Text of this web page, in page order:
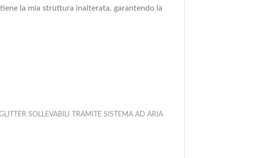
la mia struttura inalterata, garantendo la
SOLLEVABILI TRAMITE SISTEMA AD ARIA